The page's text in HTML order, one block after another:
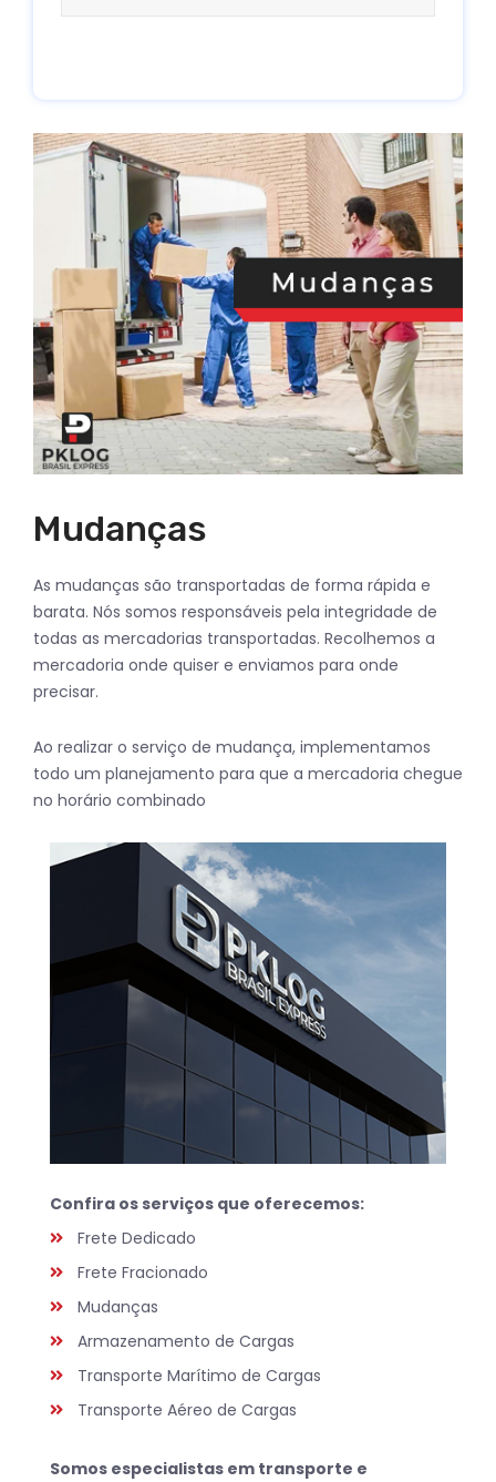
Mudanças
As mudanças são transportadas de forma rápida e
barata. Nós somos responsáveis ​​pela integridade de
todas as mercadorias transportadas. Recolhemos a
mercadoria onde quiser e enviamos para onde
precisar.
Ao realizar o serviço de mudança, implementamos
todo um planejamento para que a mercadoria chegue
no horário combinado
Confira os serviços que oferecemos:
Frete Dedicado
Frete Fracionado
Mudanças
Armazenamento de Cargas
Transporte Marítimo de Cargas
Transporte Aéreo de Cargas
Somos especialistas em transporte e